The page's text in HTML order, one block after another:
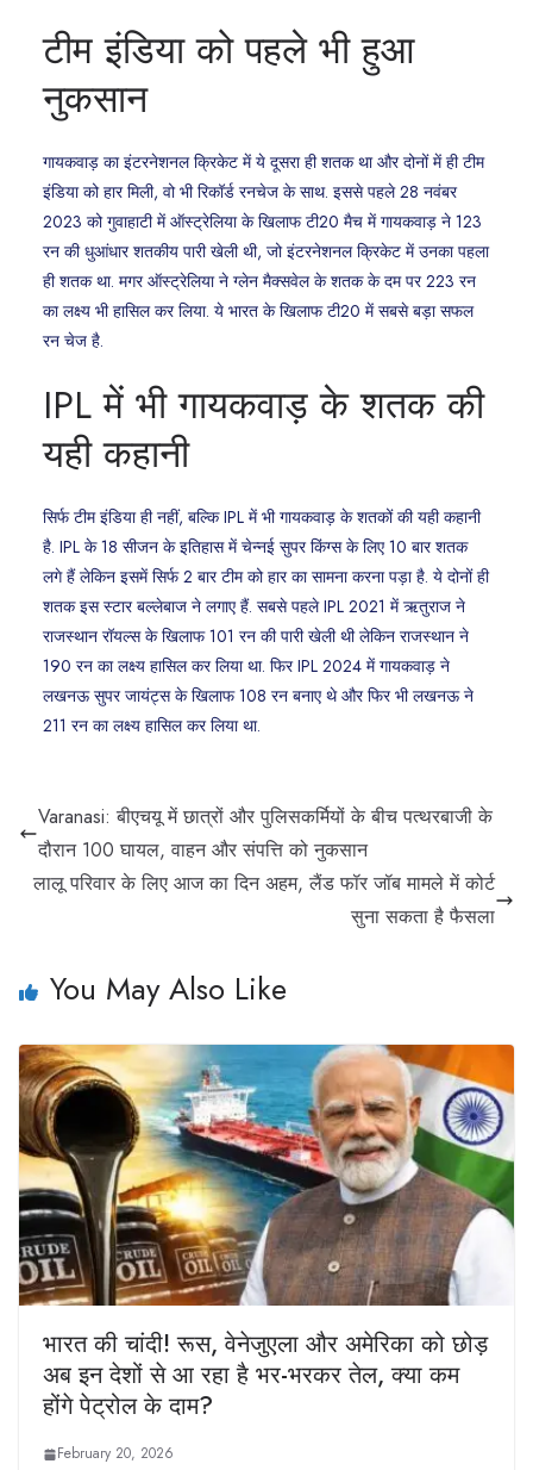
टीम इंडिया को पहले भी हुआ
नुकसान
गायकवाड़ का इंटरनेशनल क्रिकेट में ये दूसरा ही शतक था और दोनों में ही टीम
इंडिया को हार मिली, वो भी रिकॉर्ड रनचेज के साथ. इससे पहले 28 नवंबर
2023 को गुवाहाटी में ऑस्ट्रेलिया के खिलाफ टी20 मैच में गायकवाड़ ने 123
रन की धुआंधार शतकीय पारी खेली थी, जो इंटरनेशनल क्रिकेट में उनका पहला
ही शतक था. मगर ऑस्ट्रेलिया ने ग्लेन मैक्सवेल के शतक के दम पर 223 रन
का लक्ष्य भी हासिल कर लिया. ये भारत के खिलाफ टी20 में सबसे बड़ा सफल
रन चेज है.
IPL में भी गायकवाड़ के शतक की
यही कहानी
सिर्फ टीम इंडिया ही नहीं, बल्कि IPL में भी गायकवाड़ के शतकों की यही कहानी
है. IPL के 18 सीजन के इतिहास में चेन्नई सुपर किंग्स के लिए 10 बार शतक
लगे हैं लेकिन इसमें सिर्फ 2 बार टीम को हार का सामना करना पड़ा है. ये दोनों ही
शतक इस स्टार बल्लेबाज ने लगाए हैं. सबसे पहले IPL 2021 में ऋतुराज ने
राजस्थान रॉयल्स के खिलाफ 101 रन की पारी खेली थी लेकिन राजस्थान ने
190 रन का लक्ष्य हासिल कर लिया था. फिर IPL 2024 में गायकवाड़ ने
लखनऊ सुपर जायंट्स के खिलाफ 108 रन बनाए थे और फिर भी लखनऊ ने
211 रन का लक्ष्य हासिल कर लिया था.
Varanasi: बीएचयू में छात्रों और पुलिसकर्मियों के बीच पत्थरबाजी के
दौरान 100 घायल, वाहन और संपत्ति को नुकसान
लालू परिवार के लिए आज का दिन अहम, लैंड फॉर जॉब मामले में कोर्ट
सुना सकता है फैसला
You May Also Like
भारत की चांदी! रूस, वेनेजुएला और अमेरिका को छोड़
अब इन देशों से आ रहा है भर-भरकर तेल, क्या कम
होंगे पेट्रोल के दाम?
February 20, 2026